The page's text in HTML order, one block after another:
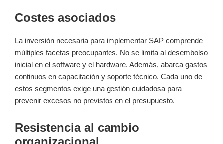
Costes asociados
La inversión necesaria para implementar SAP comprende
múltiples facetas preocupantes. No se limita al desembolso
inicial en el software y el hardware. Además, abarca gastos
continuos en capacitación y soporte técnico. Cada uno de
estos segmentos exige una gestión cuidadosa para
prevenir excesos no previstos en el presupuesto.
Resistencia al cambio
organizacional